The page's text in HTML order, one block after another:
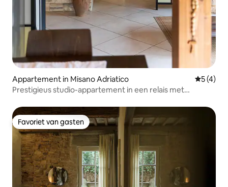
Appartement in Misano Adriatico
5 (4)
Prestigieus studio-appartement in een relais met
Favoriet van gasten
Favoriet van gasten